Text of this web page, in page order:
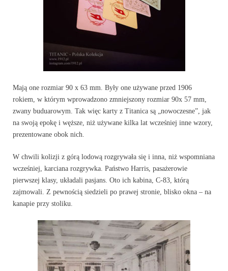
Mają one rozmiar 90 x 63 mm. Były one używane przed 1906
rokiem, w którym wprowadzono zmniejszony rozmiar 90x 57 mm,
zwany buduarowym. Tak więc karty z Titanica są „nowoczesne”, jak
na swoją epokę i węższe, niż używane kilka lat wcześniej inne wzory,
prezentowane obok nich.
W chwili kolizji z górą lodową rozgrywała się i inna, niż wspomniana
wcześniej, karciana rozgrywka. Państwo Harris, pasażerowie
pierwszej klasy, układali pasjans. Oto ich kabina, C-83, którą
zajmowali. Z pewnością siedzieli po prawej stronie, blisko okna – na
kanapie przy stoliku.